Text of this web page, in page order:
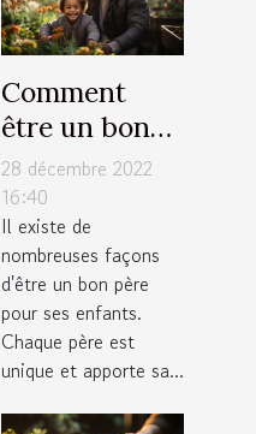
Comment
être un bon
père pour ses
enfants ?
28 décembre 2022
16:40
Il existe de
nombreuses façons
d'être un bon père
pour ses enfants.
Chaque père est
unique et apporte sa...